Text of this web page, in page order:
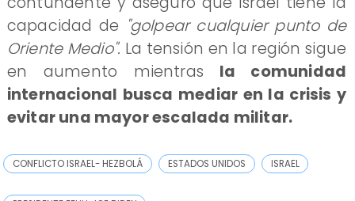
capacidad de "golpear cualquier punto de
Oriente Medio". La tensión en la región sigue
en aumento mientras la comunidad
internacional busca mediar en la crisis y
evitar una mayor escalada militar.
CONFLICTO ISRAEL- HEZBOLÁ ESTADOS UNIDOS ISRAEL